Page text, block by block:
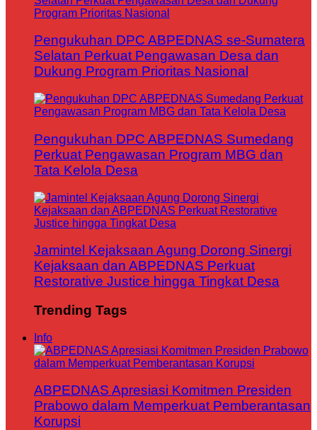
Pengukuhan DPC ABPEDNAS se-Sumatera
Selatan Perkuat Pengawasan Desa dan
Dukung Program Prioritas Nasional
Pengukuhan DPC ABPEDNAS Sumedang
Perkuat Pengawasan Program MBG dan
Tata Kelola Desa
Jamintel Kejaksaan Agung Dorong Sinergi
Kejaksaan dan ABPEDNAS Perkuat
Restorative Justice hingga Tingkat Desa
Trending Tags
Info
ABPEDNAS Apresiasi Komitmen Presiden
Prabowo dalam Memperkuat Pemberantasan
Korupsi